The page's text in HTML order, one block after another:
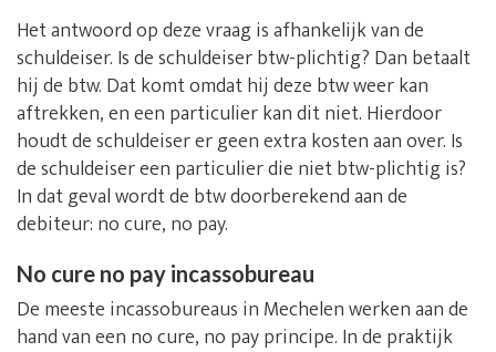
Het antwoord op deze vraag is afhankelijk van de
schuldeiser. Is de schuldeiser btw-plichtig? Dan betaalt
hij de btw. Dat komt omdat hij deze btw weer kan
aftrekken, en een particulier kan dit niet. Hierdoor
houdt de schuldeiser er geen extra kosten aan over. Is
de schuldeiser een particulier die niet btw-plichtig is?
In dat geval wordt de btw doorberekend aan de
debiteur: no cure, no pay.
No cure no pay incassobureau
De meeste incassobureaus in Mechelen werken aan de
hand van een no cure, no pay principe. In de praktijk